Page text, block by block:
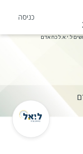
כניסה
ל.י.א.ל כח אדם